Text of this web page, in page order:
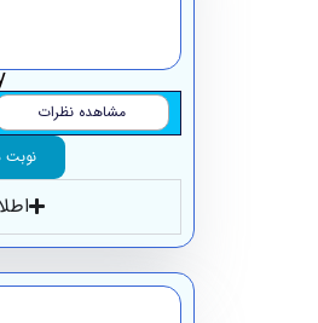
مشاهده نظرات
نوبت